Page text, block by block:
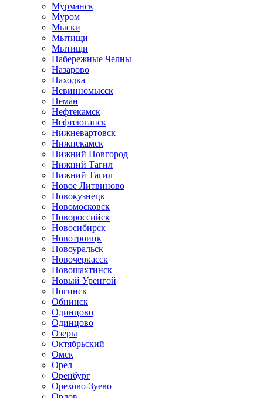
Мурманск
Муром
Мыски
Мытищи
Мытищи
Набережные Челны
Назарово
Находка
Невинномысск
Неман
Нефтекамск
Нефтеюганск
Нижневартовск
Нижнекамск
Нижний Новгород
Нижний Тагил
Нижний Тагил
Новое Литвиново
Новокузнецк
Новомосковск
Новороссийск
Новосибирск
Новотроицк
Новоуральск
Новочеркасск
Новошахтинск
Новый Уренгой
Ногинск
Обнинск
Одинцово
Одинцово
Озеры
Октябрьский
Омск
Орел
Оренбург
Орехово-Зуево